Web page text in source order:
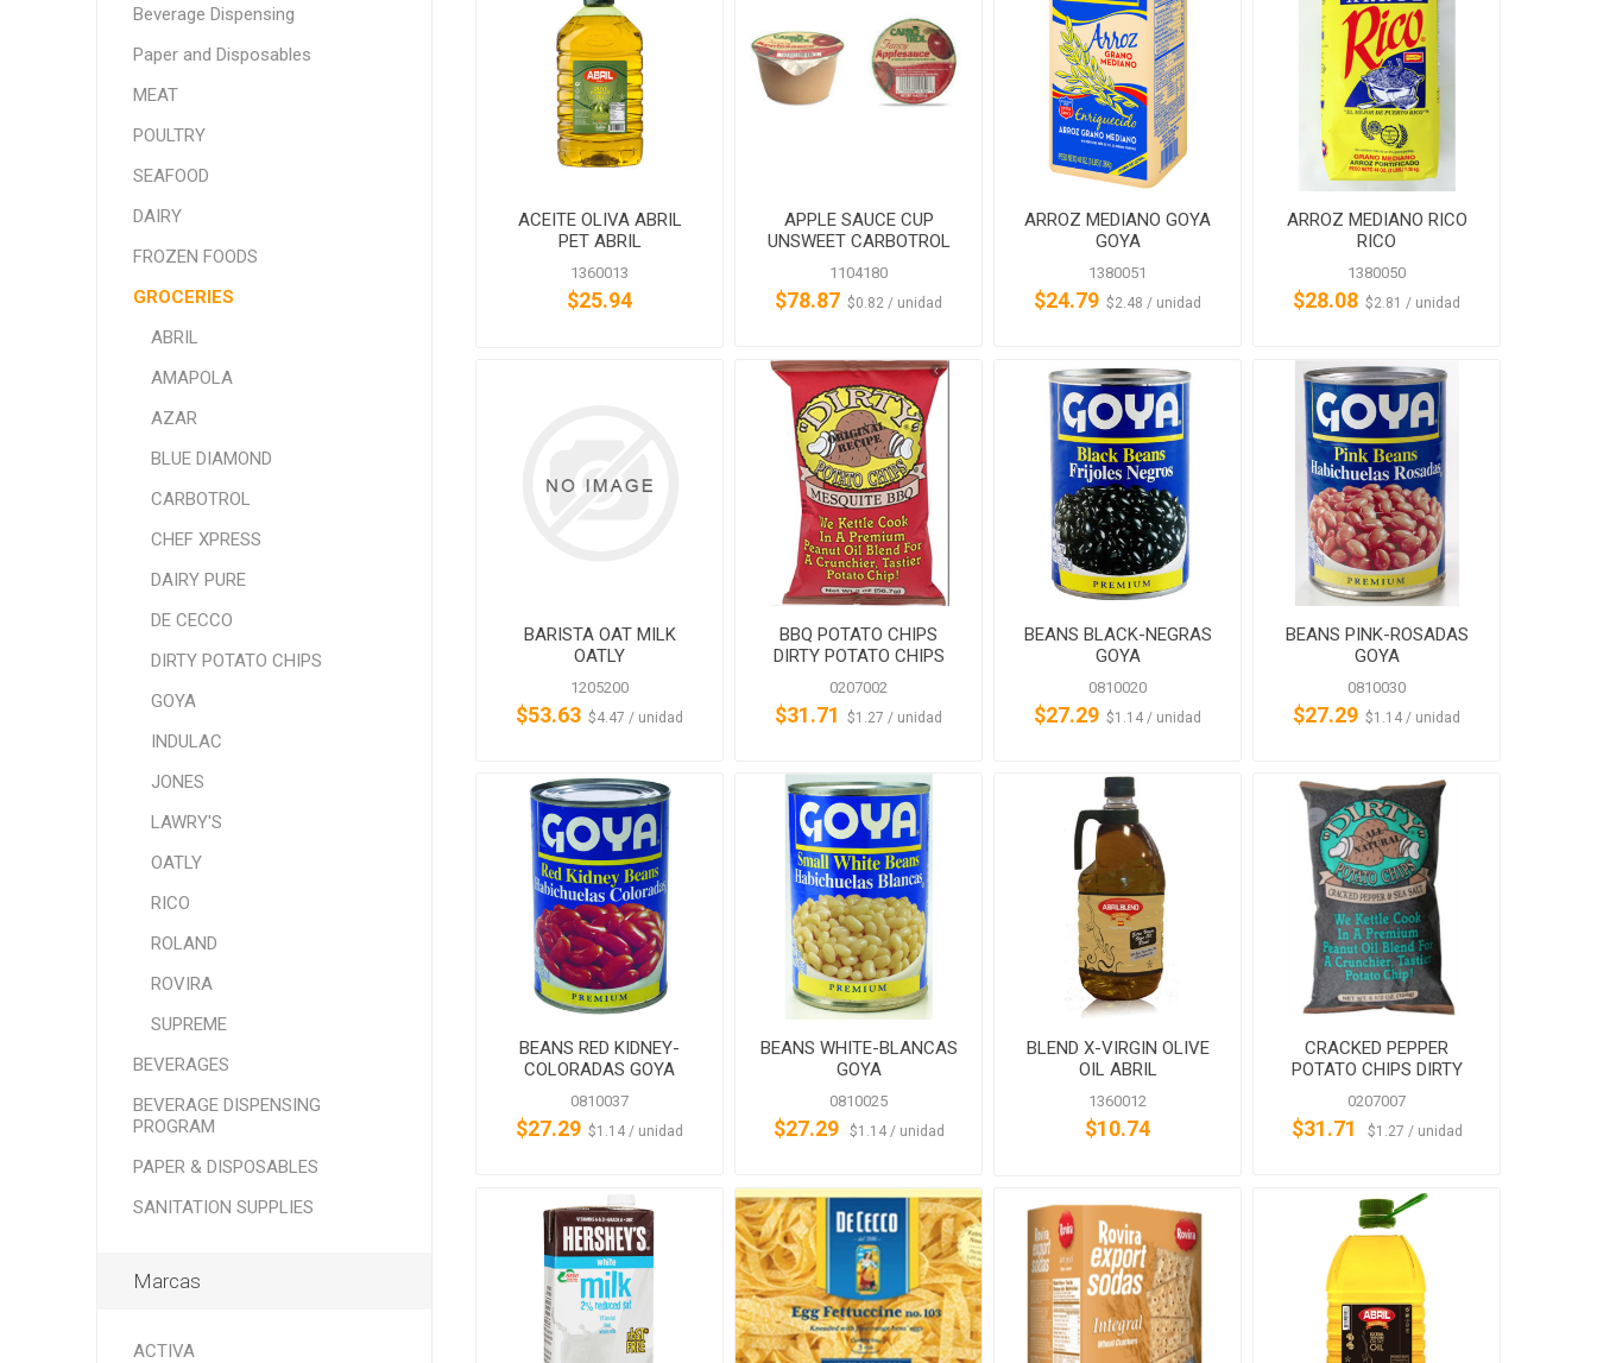
SMITHFIELD ULTRAFORCE
ACEITE OLIVA ABRIL
PET ABRIL
1360013
$25.94
APPLE SAUCE CUP
UNSWEET CARBOTROL
1104180
$78.87 ‏‏‎ ‎‏‏‎ ‎$0.82 / unidad
ARROZ MEDIANO GOYA
GOYA
1380051
$24.79 ‏‏‎ ‎‏‏‎ ‎$2.48 / unidad
ARROZ MEDIANO RICO
RICO
1380050
$28.08 ‏‏‎ ‎‏‏‎ ‎$2.81 / unidad
BARISTA OAT MILK
OATLY
1205200
$53.63 ‏‏‎ ‎‏‏‎ ‎$4.47 / unidad
BBQ POTATO CHIPS
DIRTY POTATO CHIPS
0207002
$31.71 ‏‏‎ ‎‏‏‎ ‎$1.27 / unidad
BEANS BLACK-NEGRAS
GOYA
0810020
$27.29 ‏‏‎ ‎‏‏‎ ‎$1.14 / unidad
BEANS PINK-ROSADAS
GOYA
0810030
$27.29 ‏‏‎ ‎‏‏‎ ‎$1.14 / unidad
BEANS RED KIDNEY-
COLORADAS GOYA
0810037
$27.29 ‏‏‎ ‎‏‏‎ ‎$1.14 / unidad
BEANS WHITE-BLANCAS
GOYA
0810025
$27.29 ‏‏‎ ‎‏‏‎ ‎$1.14 / unidad
BLEND X-VIRGIN OLIVE
OIL ABRIL
1360012
$10.74
CRACKED PEPPER
POTATO CHIPS DIRTY
POTATO CHIPS
0207007
$31.71 ‏‏‎ ‎‏‏‎ ‎$1.27 / unidad
Beverage Dispensing
Paper and Disposables
MEAT
POULTRY
SEAFOOD
DAIRY
FROZEN FOODS
GROCERIES
ABRIL
AMAPOLA
AZAR
BLUE DIAMOND
CARBOTROL
CHEF XPRESS
DAIRY PURE
DE CECCO
DIRTY POTATO CHIPS
GOYA
INDULAC
JONES
LAWRY'S
OATLY
RICO
ROLAND
ROVIRA
SUPREME
BEVERAGES
BEVERAGE DISPENSING
PROGRAM
PAPER & DISPOSABLES
SANITATION SUPPLIES
Marcas
ACTIVA